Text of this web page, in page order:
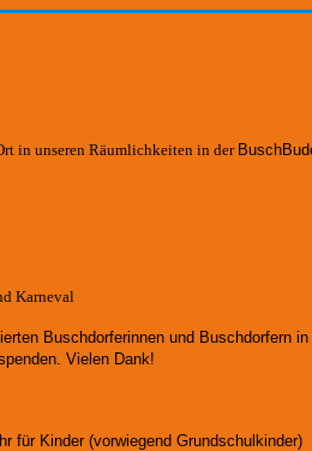
in unseren Räumlichkeiten in der
Karneval
Buschdorferinnen und Buschdorfern in
Vielen Dank!
für Kinder (vorwiegend Grundschulkinder)